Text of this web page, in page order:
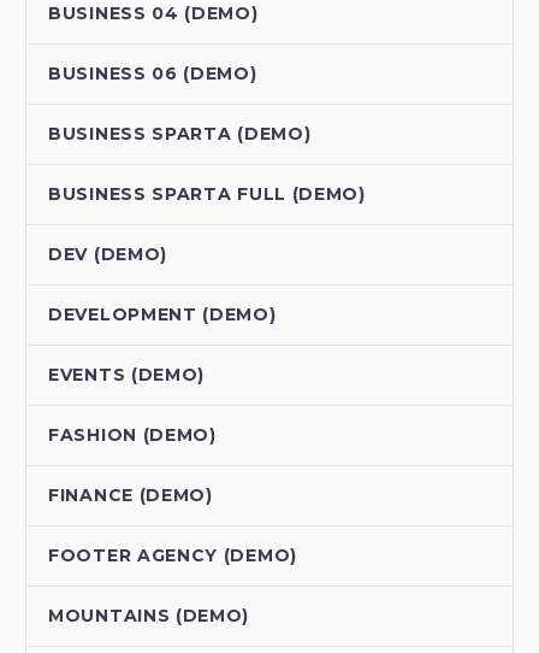
BUSINESS 04 (DEMO)
BUSINESS 06 (DEMO)
BUSINESS SPARTA (DEMO)
BUSINESS SPARTA FULL (DEMO)
DEV (DEMO)
DEVELOPMENT (DEMO)
EVENTS (DEMO)
FASHION (DEMO)
FINANCE (DEMO)
FOOTER AGENCY (DEMO)
MOUNTAINS (DEMO)